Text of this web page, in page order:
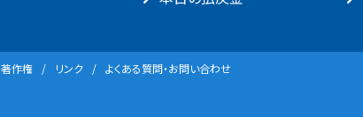
著作権 リンク よくある質問・お問い合わせ